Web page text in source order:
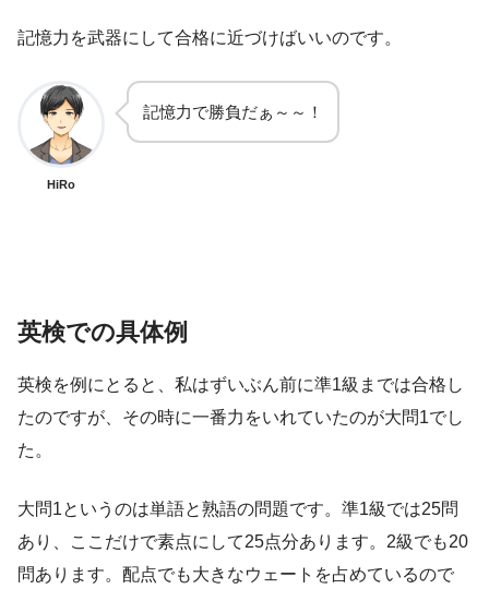
記憶力を武器にして合格に近づけばいいのです。
HiRo
記憶力で勝負だぁ～～！
英検での具体例
英検を例にとると、私はずいぶん前に準1級までは合格し
たのですが、その時に一番力をいれていたのが大問1でし
た。
大問1というのは単語と熟語の問題です。準1級では25問
あり、ここだけで素点にして25点分あります。2級でも20
問あります。配点でも大きなウェートを占めているので